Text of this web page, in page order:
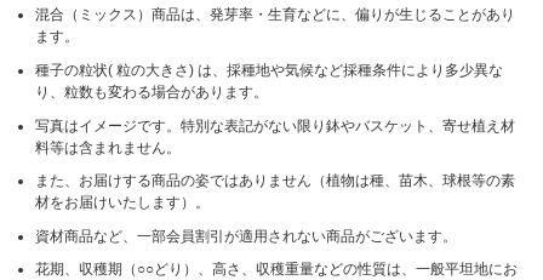
混合（ミックス）商品は、発芽率・生育などに、偏りが生じることがあり
ます。
種子の粒状( 粒の大きさ) は、採種地や気候など採種条件により多少異な
り、粒数も変わる場合があります。
写真はイメージです。特別な表記がない限り鉢やバスケット、寄せ植え材
料等は含まれません。
また、お届けする商品の姿ではありません（植物は種、苗木、球根等の素
材をお届けいたします）。
資材商品など、一部会員割引が適用されない商品がございます。
花期、収穫期（○○どり）、高さ、収穫重量などの性質は、一般平坦地にお